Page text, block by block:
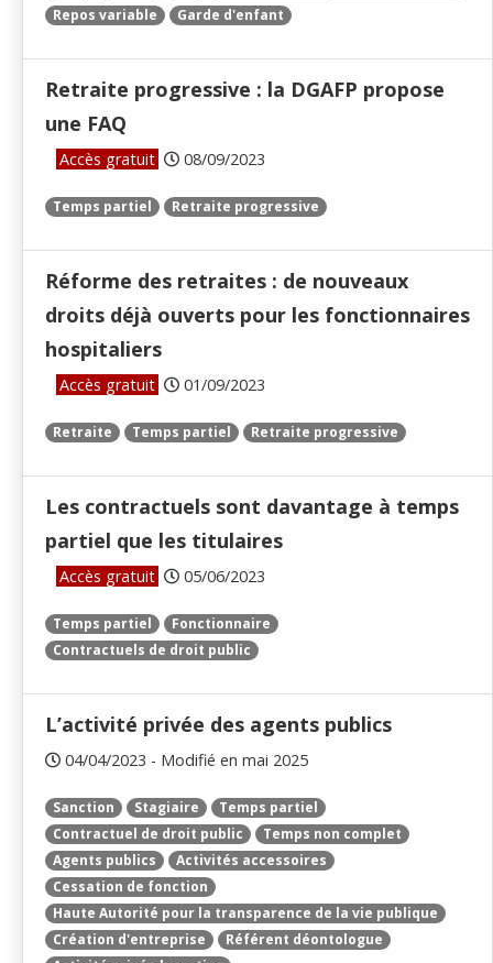
Repos variable
Garde d'enfant
Retraite progressive : la DGAFP propose
une FAQ
Accès gratuit 08/09/2023
Temps partiel Retraite progressive
Réforme des retraites : de nouveaux
droits déjà ouverts pour les fonctionnaires
hospitaliers
Accès gratuit 01/09/2023
Retraite Temps partiel Retraite progressive
Les contractuels sont davantage à temps
partiel que les titulaires
Accès gratuit 05/06/2023
Temps partiel
Fonctionnaire
Contractuels de droit public
L’activité privée des agents publics
04/04/2023 - Modifié en mai 2025
Sanction Stagiaire
Temps partiel
Contractuel de droit public
Temps non complet
Agents publics
Activités accessoires
Cessation de fonction
Haute Autorité pour la transparence de la vie publique
Création d'entreprise
Référent déontologue